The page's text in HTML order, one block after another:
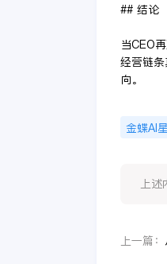
## 结论
当CEO
经营链
向。
金蝶AI
上
上一篇：